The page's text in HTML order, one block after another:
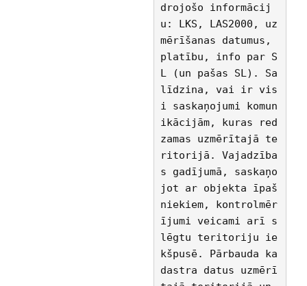
drojošo informācij
u: LKS, LAS2000, uz
mērīšanas datumus,
platību, info par S
L (un pašas SL). Sa
līdzina, vai ir vis
i saskaņojumi komun
ikācijām, kuras red
zamas uzmērītajā te
ritorijā. Vajadzība
s gadījumā, saskaņo
jot ar objekta īpaš
niekiem, kontrolmēr
ījumi veicami arī s
lēgtu teritoriju ie
kšpusē. Pārbauda ka
dastra datus uzmērī